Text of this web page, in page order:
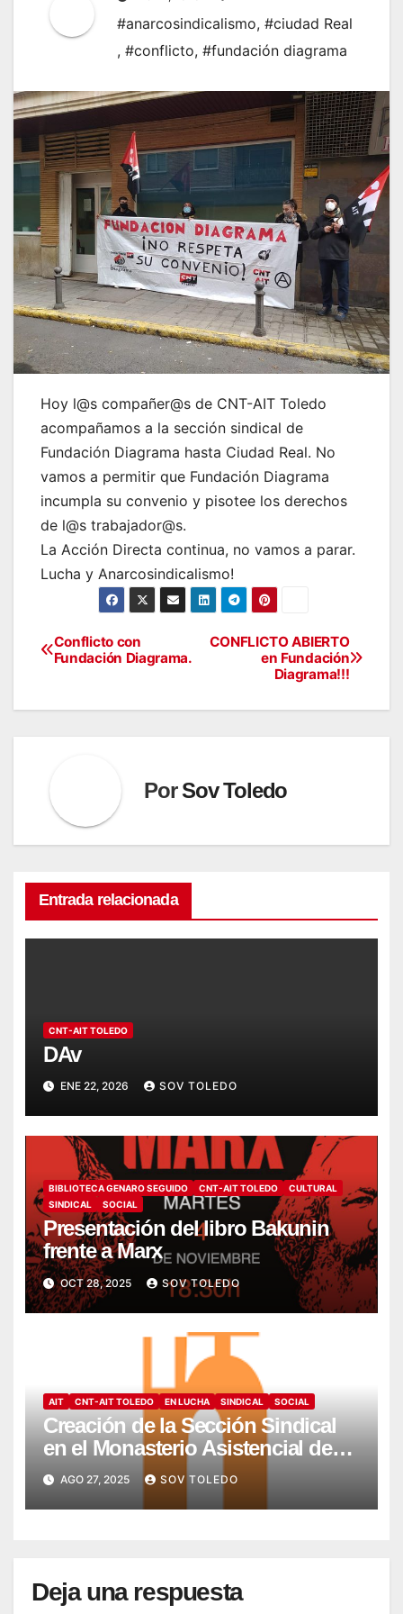
#anarcosindicalismo, #ciudad Real
, #conflicto, #fundación diagrama
Hoy l@s compañer@s de CNT-AIT Toledo
acompañamos a la sección sindical de
Fundación Diagrama hasta Ciudad Real. No
vamos a permitir que Fundación Diagrama
incumpla su convenio y pisotee los derechos
de l@s trabajador@s.
La Acción Directa continua, no vamos a parar.
Lucha y Anarcosindicalismo!
Navegación
CONFLICTO ABIERTO
en Fundación
Diagrama!!!
Conflicto con
Fundación Diagrama.
PorSov Toledo
Entrada relacionada
CNT-AIT TOLEDO
DAv
ENE 22, 2026 SOV TOLEDO
BIBLIOTECA GENARO SEGUIDO CNT-AIT TOLEDO
CULTURAL
SINDICAL
SOCIAL
Presentación del libro Bakunin
frente a Marx
OCT 28, 2025 SOV TOLEDO
AIT CNT-AIT TOLEDO EN LUCHA SINDICAL SOCIAL
Creación de la Sección Sindical
en el Monasterio Asistencial de
Montesión – Fundación Summa
Humanitate
AGO 27, 2025 SOV TOLEDO
Deja una respuesta